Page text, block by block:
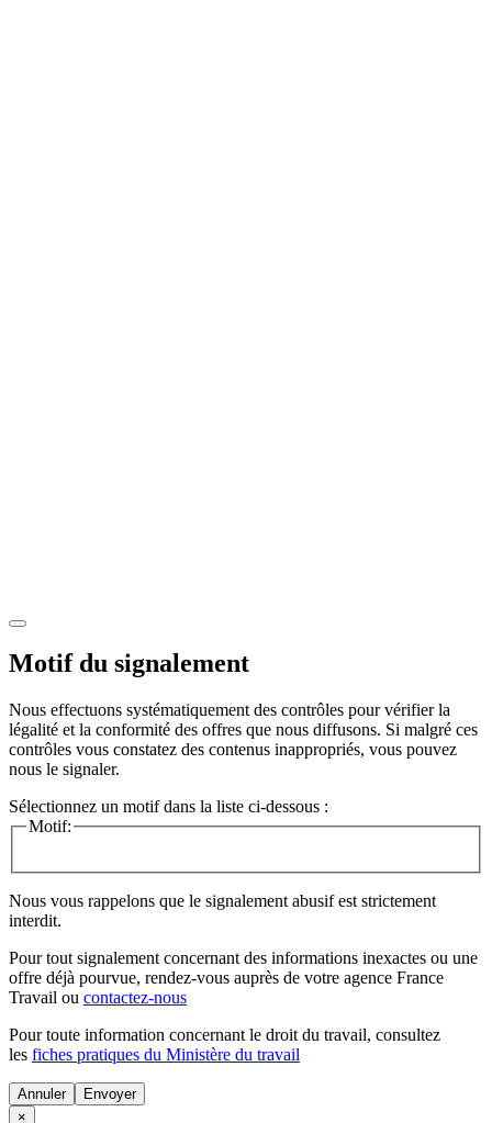
Motif du signalement
Nous effectuons systématiquement des contrôles pour vérifier la
légalité et la conformité des offres que nous diffusons. Si malgré ces
contrôles vous constatez des contenus inappropriés, vous pouvez
nous le signaler.
Sélectionnez un motif dans la liste ci-dessous :
Motif:
Nous vous rappelons que le signalement abusif est strictement
interdit.
Pour tout signalement concernant des informations inexactes ou une
offre déjà pourvue, rendez-vous auprès de votre agence France
Travail ou contactez-nous
Pour toute information concernant le droit du travail, consultez
les fiches pratiques du Ministère du travail
Annuler
×